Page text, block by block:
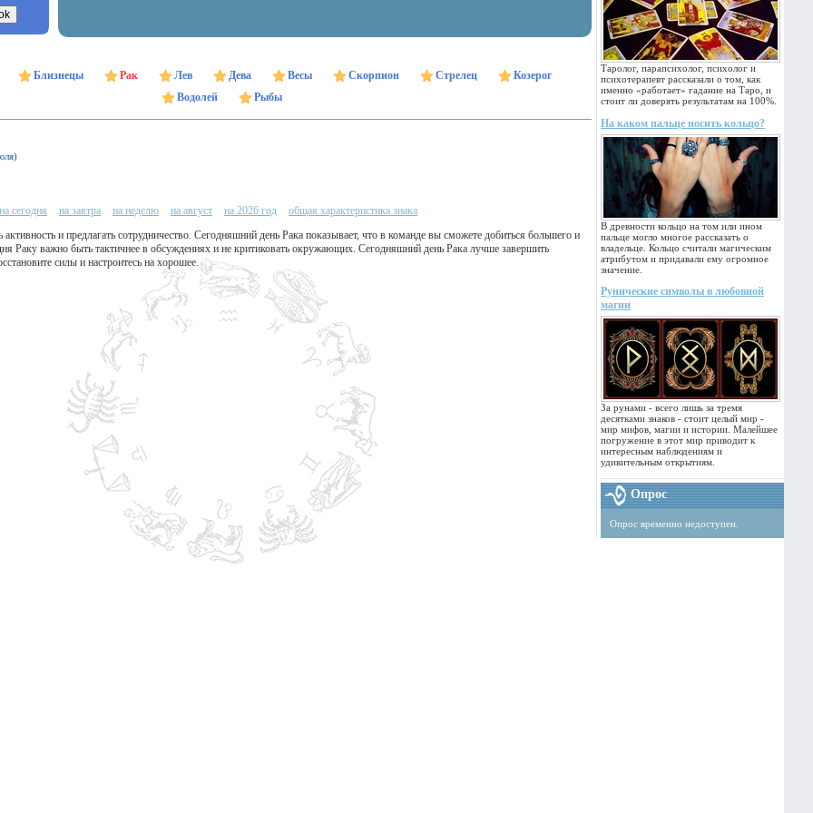
Таролог, парапсихолог, психолог и
психотерапевт рассказали о том, как
именно «работает» гадание на Таро, и
стоит ли доверять результатам на 100%.
На каком пальце носить кольцо?
В древности кольцо на том или ином
пальце могло многое рассказать о
владельце. Кольцо считали магическим
атрибутом и придавали ему огромное
значение.
Рунические символы в любовной
магии
За рунами - всего лишь за тремя
десятками знаков - стоит целый мир -
мир мифов, магии и истории. Малейшее
погружение в этот мир приводит к
интересным наблюдениям и
удивительным открытиям.
Опрос
Опрос временно недоступен.
Близнецы Рак Лев Дева Весы Скорпион Стрелец
Козерог
Водолей
Рыбы
на сегодня на завтра на неделю на август на 2026 год
общая характеристика знака
и предлагать сотрудничество. Сегодняшний день Рака показывает, что в команде вы сможете добиться большего и
Раку важно быть тактичнее в обсуждениях и не критиковать окружающих. Сегодняшний день Рака лучше завершить
силы и настроитесь на хорошее.